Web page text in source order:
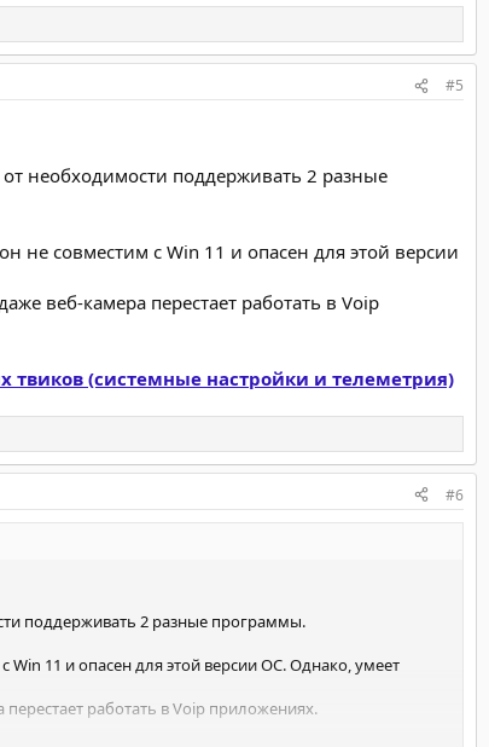
#5
необходимости поддерживать 2 разные
не совместим с Win 11 и опасен для этой версии
веб-камера перестает работать в Voip
(системные настройки и телеметрия)
#6
поддерживать 2 разные программы.
Win 11 и опасен для этой версии ОС. Однако, умеет
работать в Voip приложениях.